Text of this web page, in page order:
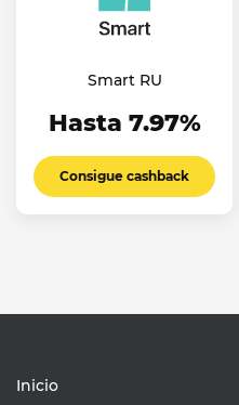
Smart RU
Hasta 7.97%
Consigue cashback
Inicio